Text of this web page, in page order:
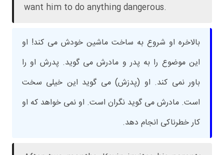
want him to do anything dangerous.
بالاخره او شروع به ساخت ماشین خودش می کند! او
این موضوع را به پدر و مادرش می گوید. پدرش او را
باور نمی کند. او (پدزش) می گوید این خیلی سخت
است. مادرش می گوید نگران است. او نمی خواهد که او
کار خطرناکی انجام دهد.